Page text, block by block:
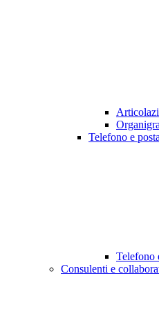
Telefono e
Telefono
Consulenti e